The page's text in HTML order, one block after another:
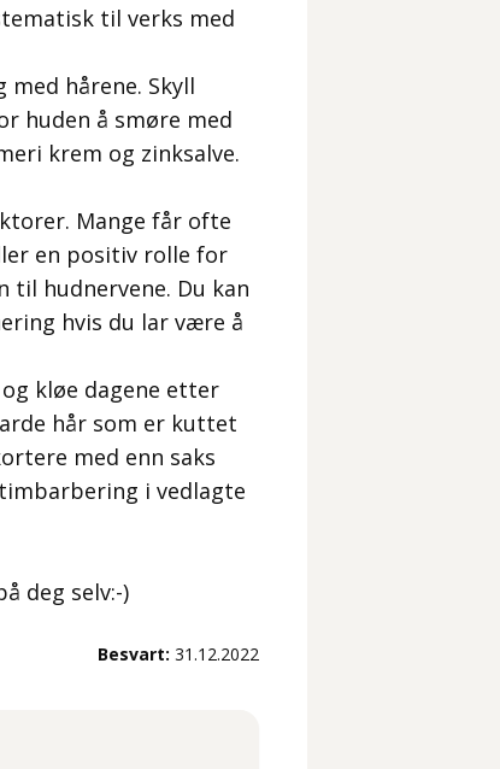
til verks med
hårene. Skyll
huden å smøre med
krem og zinksalve.
Mange får ofte
en positiv rolle for
til hudnervene. Du kan
hvis du lar være å
kløe dagene etter
hår som er kuttet
med enn saks
i vedlagte
deg selv:-)
Besvart: 31.12.2022